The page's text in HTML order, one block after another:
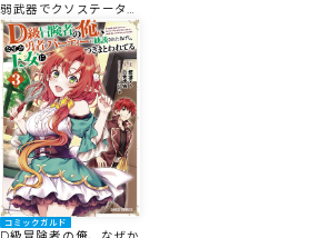
弱武器でクソステータス
の俺、いつのまにか『ラ
スボス』に成り上がりま
す！～
コミックガルド